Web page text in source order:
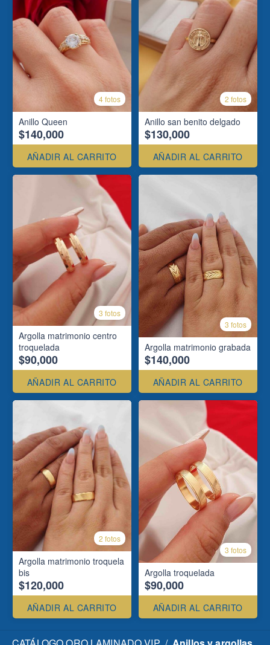
4 fotos
Anillo Queen
$140,000
AÑADIR AL CARRITO
2 fotos
Anillo san benito delgado
$130,000
AÑADIR AL CARRITO
3 fotos
Argolla matrimonio centro
troquelada
$90,000
AÑADIR AL CARRITO
3 fotos
Argolla matrimonio grabada
$140,000
AÑADIR AL CARRITO
2 fotos
Argolla matrimonio troquela
bis
$120,000
AÑADIR AL CARRITO
3 fotos
Argolla troquelada
$90,000
AÑADIR AL CARRITO